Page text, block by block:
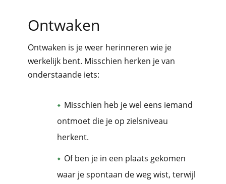
Ontwaken
Ontwaken is je weer herinneren wie je
werkelijk bent. Misschien herken je van
onderstaande iets:
Misschien heb je wel eens iemand
ontmoet die je op zielsniveau
herkent.
Of ben je in een plaats gekomen
waar je spontaan de weg wist, terwijl